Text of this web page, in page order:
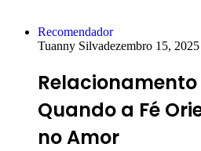
Recomendador
Tuanny Silvadezembro 15, 2025
Quando a Fé
no Amor